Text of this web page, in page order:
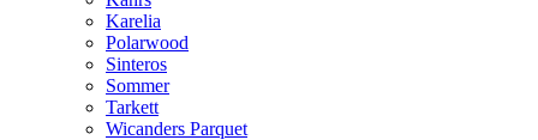
Karelia
Polarwood
Sinteros
Sommer
Tarkett
Wicanders Parquet